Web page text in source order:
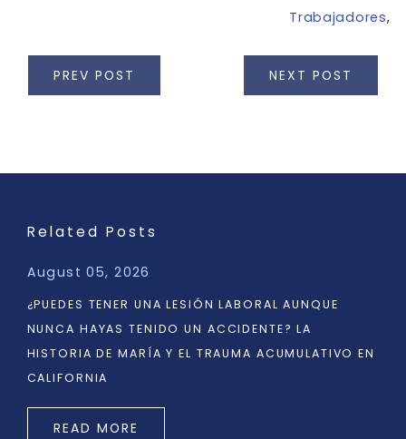
Trabajadores,
PREV POST NEXT POST
Related Posts
August 05, 2026
¿PUEDES TENER UNA LESIÓN LABORAL AUNQUE
NUNCA HAYAS TENIDO UN ACCIDENTE? LA
HISTORIA DE MARÍA Y EL TRAUMA ACUMULATIVO EN
CALIFORNIA
READ MORE